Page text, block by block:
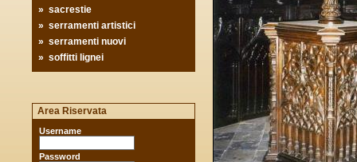
» sacrestie
» serramenti artistici
» serramenti nuovi
» soffitti lignei
Area Riservata
Username
Password